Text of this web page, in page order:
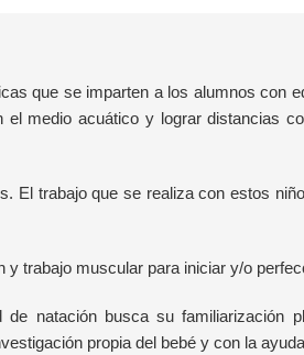
que se imparten a los alumnos con
medio acuático y lograr distancias
El trabajo que se realiza con estos
trabajo muscular para iniciar y/o
natación busca su familiarización
propia del bebé y con la